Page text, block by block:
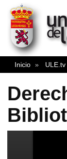
Inicio ULE.tv